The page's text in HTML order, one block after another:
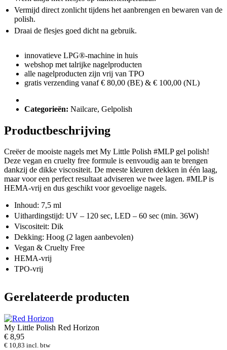
Vermijd direct zonlicht tijdens het aanbrengen en bewaren van de
polish.
Draai de flesjes goed dicht na gebruik.
innovatieve LPG®-machine in huis
webshop met talrijke nagelproducten
alle nagelproducten zijn vrij van TPO
gratis verzending vanaf € 80,00 (BE) & € 100,00 (NL)
Categorieën: Nailcare, Gelpolish
Productbeschrijving
Creëer de mooiste nagels met My Little Polish #MLP gel polish!
Deze vegan en cruelty free formule is eenvoudig aan te brengen
dankzij de dikke viscositeit. De meeste kleuren dekken in één laag,
maar voor een perfect resultaat adviseren we twee lagen. #MLP is
HEMA-vrij en dus geschikt voor gevoelige nagels.
Inhoud: 7,5 ml
Uithardingstijd: UV – 120 sec, LED – 60 sec (min. 36W)
Viscositeit: Dik
Dekking: Hoog (2 lagen aanbevolen)
Vegan & Cruelty Free
HEMA-vrij
TPO-vrij
Gerelateerde producten
My Little Polish Red Horizon
€ 8,95
€ 10,83 incl. btw